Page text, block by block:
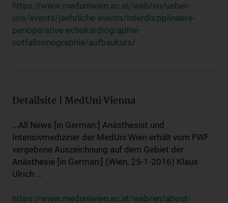
https://www.meduniwien.ac.at/web/en/ueber-
uns/events/jaehrliche-events/interdisziplinaere-
perioperative-echokardiographie-
notfallsonographie/aufbaukurs/
Detailsite | MedUni Vienna
...All News [in German:] Anästhesist und
Intensivmediziner der MedUni Wien erhält vom FWF
vergebene Auszeichnung auf dem Gebiet der
Anästhesie [in German:] (Wien, 25-1-2016) Klaus
Ulrich ...
https://www.meduniwien.ac.at/web/en/about-